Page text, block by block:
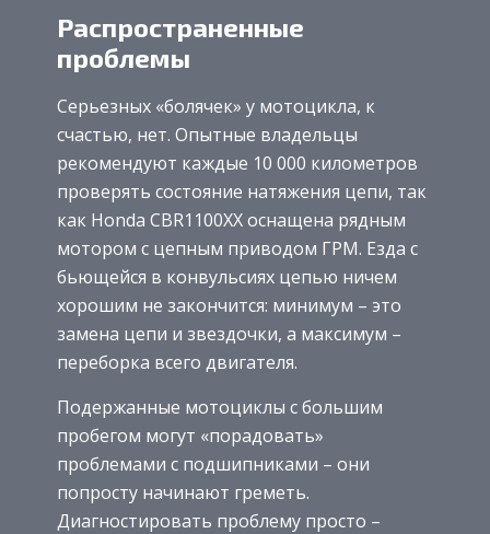
Распространенные
проблемы
Серьезных «болячек» у мотоцикла, к
счастью, нет. Опытные владельцы
рекомендуют каждые 10 000 километров
проверять состояние натяжения цепи, так
как Honda CBR1100XX оснащена рядным
мотором с цепным приводом ГРМ. Езда с
бьющейся в конвульсиях цепью ничем
хорошим не закончится: минимум – это
замена цепи и звездочки, а максимум –
переборка всего двигателя.
Подержанные мотоциклы с большим
пробегом могут «порадовать»
проблемами с подшипниками – они
попросту начинают греметь.
Диагностировать проблему просто –